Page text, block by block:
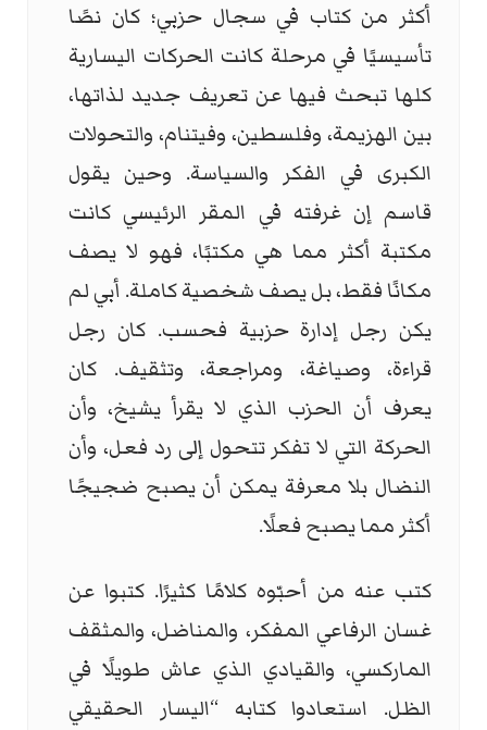
أكثر من كتاب في سجال حزبي؛ كان نصًا
تأسيسيًا في مرحلة كانت الحركات اليسارية
كلها تبحث فيها عن تعريف جديد لذاتها،
بين الهزيمة، وفلسطين، وفيتنام، والتحولات
الكبرى في الفكر والسياسة. وحين يقول
قاسم إن غرفته في المقر الرئيسي كانت
مكتبة أكثر مما هي مكتبًا، فهو لا يصف
مكانًا فقط، بل يصف شخصية كاملة. أبي لم
يكن رجل إدارة حزبية فحسب. كان رجل
قراءة، وصياغة، ومراجعة، وتثقيف. كان
يعرف أن الحزب الذي لا يقرأ يشيخ، وأن
الحركة التي لا تفكر تتحول إلى رد فعل، وأن
النضال بلا معرفة يمكن أن يصبح ضجيجًا
أكثر مما يصبح فعلًا.
كتب عنه من أحبّوه كلامًا كثيرًا. كتبوا عن
غسان الرفاعي المفكر، والمناضل، والمثقف
الماركسي، والقيادي الذي عاش طويلًا في
الظل. استعادوا كتابه “اليسار الحقيقي